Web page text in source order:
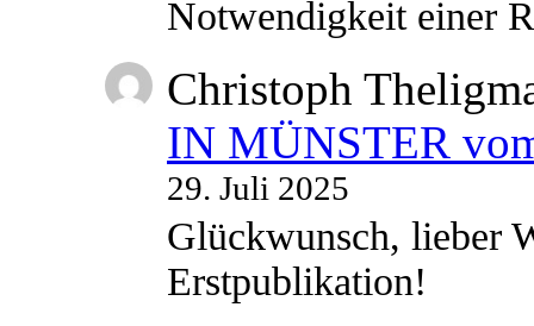
Notwendigkeit einer
Christoph
IN MÜNSTER
29. Juli 2025
Glückwunsch, lieber
Erstpublikation!